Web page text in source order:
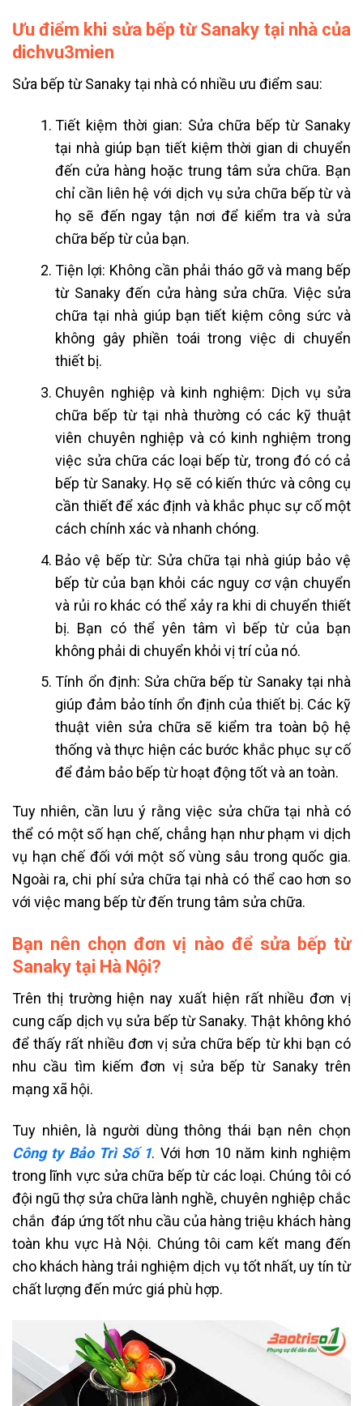
Ưu điểm khi sửa bếp từ Sanaky tại nhà của
dichvu3mien
Sửa bếp từ Sanaky tại nhà có nhiều ưu điểm sau:
Tiết kiệm thời gian: Sửa chữa bếp từ Sanaky
tại nhà giúp bạn tiết kiệm thời gian di chuyển
đến cửa hàng hoặc trung tâm sửa chữa. Bạn
chỉ cần liên hệ với dịch vụ sửa chữa bếp từ và
họ sẽ đến ngay tận nơi để kiểm tra và sửa
chữa bếp từ của bạn.
Tiện lợi: Không cần phải tháo gỡ và mang bếp
từ Sanaky đến cửa hàng sửa chữa. Việc sửa
chữa tại nhà giúp bạn tiết kiệm công sức và
không gây phiền toái trong việc di chuyển
thiết bị.
Chuyên nghiệp và kinh nghiệm: Dịch vụ sửa
chữa bếp từ tại nhà thường có các kỹ thuật
viên chuyên nghiệp và có kinh nghiệm trong
việc sửa chữa các loại bếp từ, trong đó có cả
bếp từ Sanaky. Họ sẽ có kiến thức và công cụ
cần thiết để xác định và khắc phục sự cố một
cách chính xác và nhanh chóng.
Bảo vệ bếp từ: Sửa chữa tại nhà giúp bảo vệ
bếp từ của bạn khỏi các nguy cơ vận chuyển
và rủi ro khác có thể xảy ra khi di chuyển thiết
bị. Bạn có thể yên tâm vì bếp từ của bạn
không phải di chuyển khỏi vị trí của nó.
Tính ổn định: Sửa chữa bếp từ Sanaky tại nhà
giúp đảm bảo tính ổn định của thiết bị. Các kỹ
thuật viên sửa chữa sẽ kiểm tra toàn bộ hệ
thống và thực hiện các bước khắc phục sự cố
để đảm bảo bếp từ hoạt động tốt và an toàn.
Tuy nhiên, cần lưu ý rằng việc sửa chữa tại nhà có
thể có một số hạn chế, chẳng hạn như phạm vi dịch
vụ hạn chế đối với một số vùng sâu trong quốc gia.
Ngoài ra, chi phí sửa chữa tại nhà có thể cao hơn so
với việc mang bếp từ đến trung tâm sửa chữa.
Bạn nên chọn đơn vị nào để sửa bếp từ
Sanaky tại Hà Nội?
Trên thị trường hiện nay xuất hiện rất nhiều đơn vị
cung cấp dịch vụ sửa bếp từSanaky. Thật không khó
để thấy rất nhiều đơn vị sửa chữa bếp từ khi bạn có
nhu cầu tìm kiếm đơn vị sửa bếp từ Sanaky trên
mạng xã hội.
Tuy nhiên, là người dùng thông thái bạn nên chọn
Công ty Bảo Trì Số 1. Với hơn 10 năm kinh nghiệm
trong lĩnh vực sửa chữa bếp từ các loại. Chúng tôi có
đội ngũ thợ sửa chữa lành nghề, chuyên nghiệp chắc
chắn đáp ứng tốt nhu cầu của hàng triệu khách hàng
toàn khu vực Hà Nội. Chúng tôi cam kết mang đến
cho khách hàng trải nghiệm dịch vụ tốt nhất, uy tín từ
chất lượng đến mức giá phù hợp.